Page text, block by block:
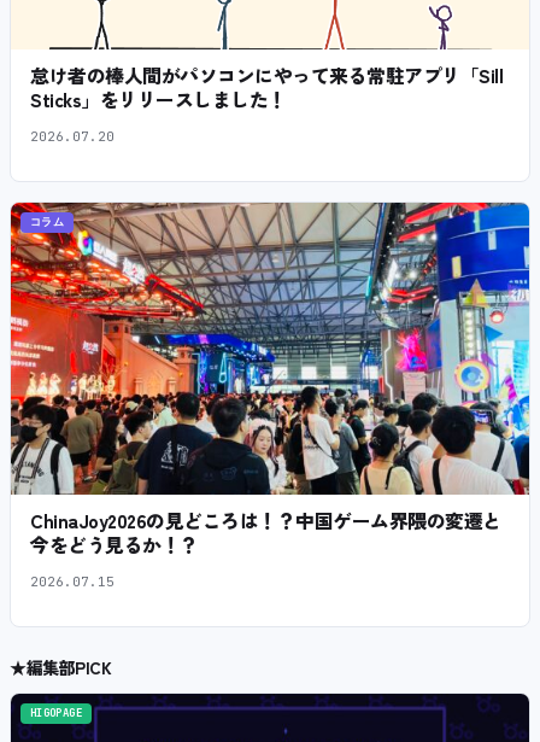
怠け者の棒人間がパソコンにやって来る常駐アプリ「Sill
Sticks」をリリースしました！
2026.07.20
コラム
ChinaJoy2026の見どころは！？中国ゲーム界隈の変遷と
今をどう見るか！？
2026.07.15
★編集部PICK
HIGOPAGE